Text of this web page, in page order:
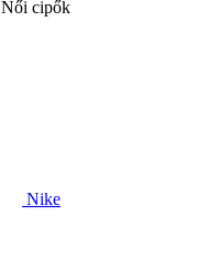
Női cipők
Nike